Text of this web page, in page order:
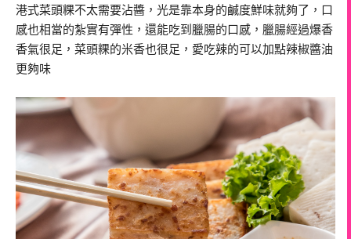
港式菜頭粿不太需要沾醬，光是靠本身的鹹度鮮味就夠了，口
感也相當的紮實有彈性，還能吃到臘腸的口感，臘腸經過爆香
香氣很足，菜頭粿的米香也很足，愛吃辣的可以加點辣椒醬油
更夠味